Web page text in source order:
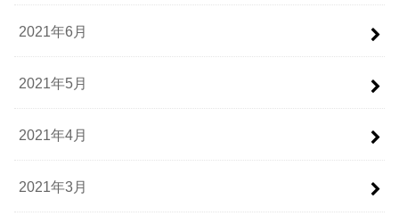
2021年6月
2021年5月
2021年4月
2021年3月